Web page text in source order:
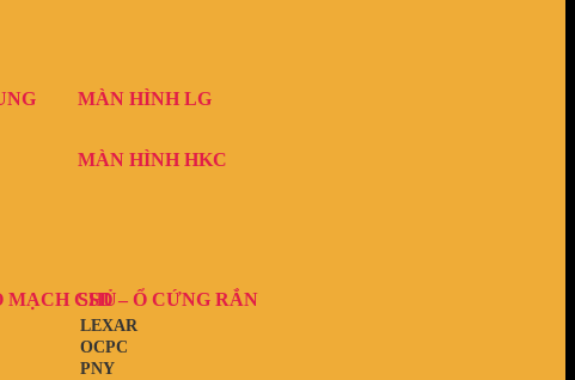
MÀN HÌNH LG
MÀN HÌNH HKC
MẠCH CHỦSSD – Ổ CỨNG RẮN
PNY
OCPC
LEXAR